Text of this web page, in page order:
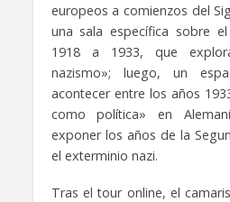
europeos a comienzos del
una sala específica sobre
1918 a 1933, que
nazismo»; luego, un
acontecer entre los años
como política» en
exponer los años de la
el exterminio nazi.
Tras el tour online, el